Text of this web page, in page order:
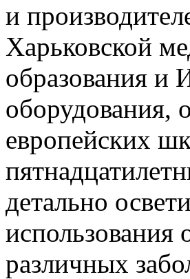
и
Харьковской
образования и
оборудования,
европейских
детально
использования
различных